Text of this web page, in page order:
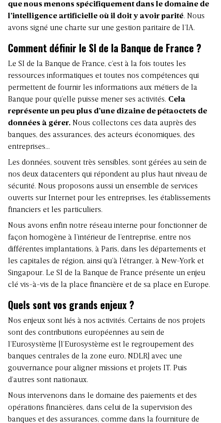
que nous menons spécifiquement dans le domaine de
l’intelligence artificielle où il doit y avoir parité. Nous
avons signé une charte sur une gestion paritaire de l’IA.
Comment définir le SI de la Banque de France ?
Le SI de la Banque de France, c’est à la fois toutes les
ressources informatiques et toutes nos compétences qui
permettent de fournir les informations aux métiers de la
Banque pour qu’elle puisse mener ses activités. Cela
représente un peu plus d’une dizaine de pétaoctets de
données à gérer. Nous collectons ces data auprès des
banques, des assurances, des acteurs économiques, des
entreprises…
Les données, souvent très sensibles, sont gérées au sein de
nos deux datacenters qui répondent au plus haut niveau de
sécurité. Nous proposons aussi un ensemble de services
ouverts sur Internet pour les entreprises, les établissements
financiers et les particuliers.
Nous avons enfin notre réseau interne pour fonctionner de
façon homogène à l’intérieur de l’entreprise, entre nos
différentes implantations, à Paris, dans les départements et
les capitales de région, ainsi qu’à l’étranger, à New-York et
Singapour. Le SI de la Banque de France présente un enjeu
clé vis-à-vis de la place financière et de sa place en Europe.
Quels sont vos grands enjeux ?
Nos enjeux sont liés à nos activités. Certains de nos projets
sont des contributions européennes au sein de
l’Eurosystème [l’Eurosystème est le regroupement des
banques centrales de la zone euro, NDLR] avec une
gouvernance pour aligner missions et projets IT. Puis
d’autres sont nationaux.
Nous intervenons dans le domaine des paiements et des
opérations financières, dans celui de la supervision des
banques et des assurances, comme dans la fourniture de